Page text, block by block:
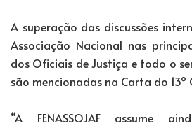
A superação das discussões
Associação Nacional nas
dos Oficiais de Justiça e todo o
são mencionadas na Carta do 13º
“A FENASSOJAF assume